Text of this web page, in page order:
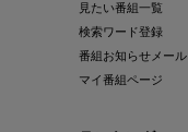
見たい番組一覧
検索ワード登録
番組お知らせメール
マイ番組ページ